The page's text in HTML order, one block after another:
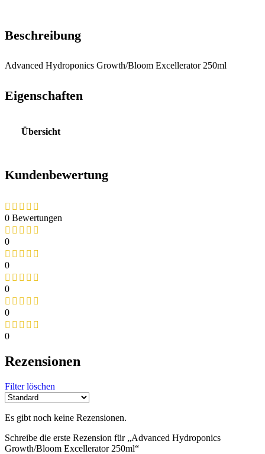
Beschreibung
Advanced Hydroponics Growth/Bloom Excellerator 250ml
Eigenschaften
Übersicht
Kundenbewertung
0 Bewertungen
0
0
0
0
0
Rezensionen
Filter löschen
Es gibt noch keine Rezensionen.
Schreibe die erste Rezension für „Advanced Hydroponics
Growth/Bloom Excellerator 250ml“